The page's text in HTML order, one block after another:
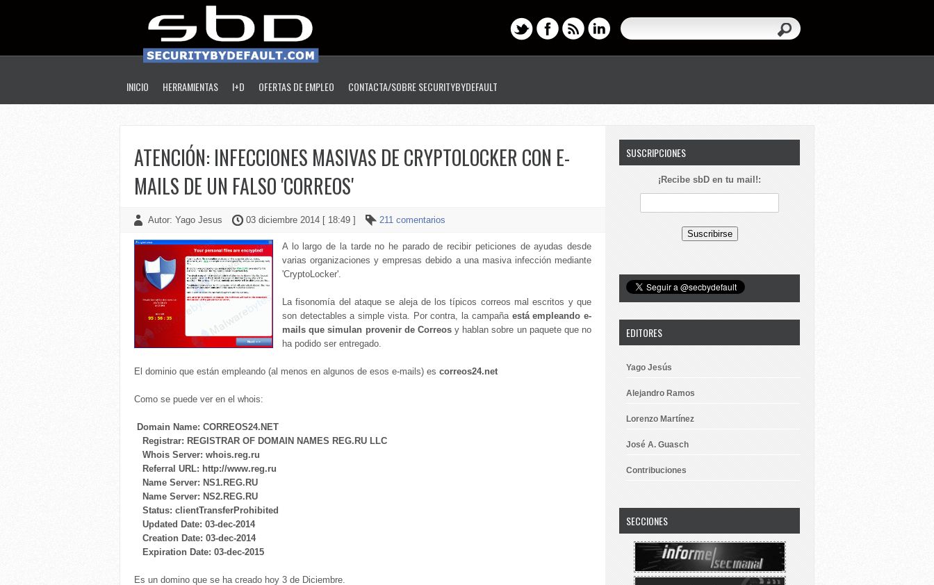
INICIO HERRAMIENTAS I+D OFERTAS DE EMPLEO CONTACTA/SOBRE SECURITYBYDEFAULT
ATENCIÓN: INFECCIONES MASIVAS DE CRYPTOLOCKER CON E-
MAILS DE UN FALSO 'CORREOS'
Autor: Yago Jesus 03 diciembre 2014 [ 18:49 ] 211 comentarios
A lo largo de la tarde no he parado de recibir peticiones de ayudas desde
varias organizaciones y empresas debido a una masiva infección mediante
'CryptoLocker'.
La fisonomía del ataque se aleja de los típicos correos mal escritos y que
son detectables a simple vista. Por contra, la campaña está empleando e-
mails que simulan provenir de Correosy hablan sobre un paquete que no
ha podido ser entregado.
El dominio que están empleando (al menos en algunos de esos e-mails) es correos24.net
Como se puede ver en el whois:
Domain Name: CORREOS24.NET
Registrar: REGISTRAR OF DOMAIN NAMES REG.RU LLC
Whois Server: whois.reg.ru
Referral URL: http://www.reg.ru
Name Server: NS1.REG.RU
Name Server: NS2.REG.RU
Status: clientTransferProhibited
Updated Date: 03-dec-2014
Creation Date: 03-dec-2014
Expiration Date: 03-dec-2015
Es un domino que se ha creado hoy 3 de Diciembre.
SUSCRIPCIONES
¡Recibe sbD en tu mail!:
EDITORES
Yago Jesús
Alejandro Ramos
Lorenzo Martínez
José A. Guasch
Contribuciones
SECCIONES